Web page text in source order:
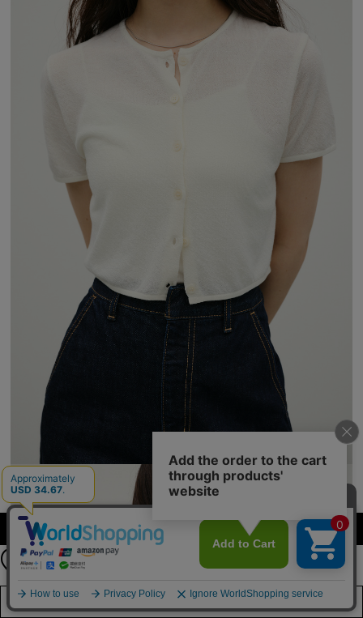
カラーを選択する（フリーサイズ）
店舗在庫を見る
【期間限定】
新規会員登録キャンペーン開催！
8月31日（月）23：59まで
詳しくは
こちら